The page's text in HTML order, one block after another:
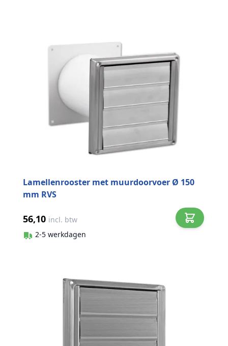
Lamellenrooster met muurdoorvoer Ø 150
mm RVS
56,10 incl. btw
2-5 werkdagen